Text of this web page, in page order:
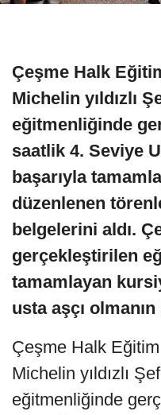
Çeşme Halk
Michelin yıldızlı
eğitmenliğinde
saatlik 4. Seviye
başarıyla
düzenlenen
belgelerini aldı.
gerçekleştirilen
tamamlayan
usta aşçı
Çeşme Halk
Michelin yıldızlı
eğitmenliğinde